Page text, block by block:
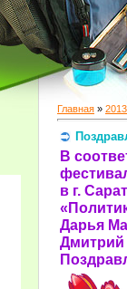
Главная » 2013
В
в г.
Дарья
Дмитрий